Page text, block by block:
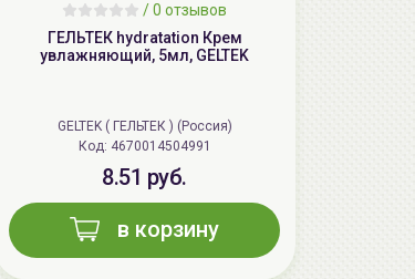
/0 отзывов
ГЕЛЬТЕК hydratation Крем
увлажняющий, 5мл, GELTEK
GELTEK ( ГЕЛЬТЕК ) (Россия)
Код: 4670014504991
8.51 руб.
в корзину